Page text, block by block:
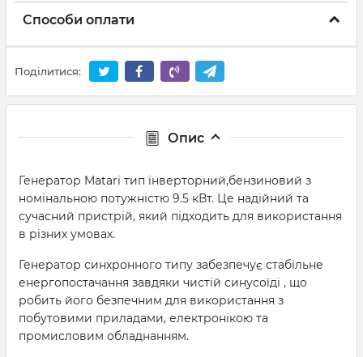
Способи оплати
Поділитися:
Опис
Генератор Matari тип інверторний,бензиновий з
номінальною потужністю 9.5 кВт. Це надійний та
сучасний пристрій, який підходить для використання
в різних умовах.
Генератор синхронного типу забезпечує стабільне
енергопостачання завдяки чистій синусоїді , що
робить його безпечним для використання з
побутовими приладами, електронікою та
промисловим обладнанням.